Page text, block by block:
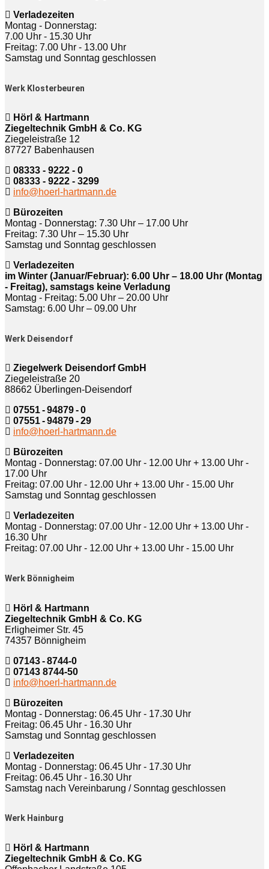
Verladezeiten
Montag - Donnerstag:
7.00 Uhr - 15.30 Uhr
Freitag: 7.00 Uhr - 13.00 Uhr
Samstag und Sonntag geschlossen
Werk Klosterbeuren
Hörl & Hartmann
Ziegeltechnik GmbH & Co. KG
Ziegeleistraße 12
87727 Babenhausen
08333 - 9222 - 0
08333 - 9222 - 3299
info@hoerl-hartmann.de
Bürozeiten
Montag - Donnerstag: 7.30 Uhr – 17.00 Uhr
Freitag: 7.30 Uhr – 15.30 Uhr
Samstag und Sonntag geschlossen
Verladezeiten
im Winter (Januar/Februar): 6.00 Uhr – 18.00 Uhr (Montag
- Freitag), samstags keine Verladung
Montag - Freitag: 5.00 Uhr – 20.00 Uhr
Samstag: 6.00 Uhr – 09.00 Uhr
Werk Deisendorf
Ziegelwerk Deisendorf GmbH
Ziegeleistraße 20
88662 Überlingen-Deisendorf
07551 - 94879 - 0
07551 - 94879 - 29
info@hoerl-hartmann.de
Bürozeiten
Montag - Donnerstag: 07.00 Uhr - 12.00 Uhr + 13.00 Uhr -
17.00 Uhr
Freitag: 07.00 Uhr - 12.00 Uhr + 13.00 Uhr - 15.00 Uhr
Samstag und Sonntag geschlossen
Verladezeiten
Montag - Donnerstag: 07.00 Uhr - 12.00 Uhr + 13.00 Uhr -
16.30 Uhr
Freitag: 07.00 Uhr - 12.00 Uhr + 13.00 Uhr - 15.00 Uhr
Werk Bönnigheim
Hörl & Hartmann
Ziegeltechnik GmbH & Co. KG
Erligheimer Str. 45
74357 Bönnigheim
07143 - 8744-0
07143 8744-50
info@hoerl-hartmann.de
Bürozeiten
Montag - Donnerstag: 06.45 Uhr - 17.30 Uhr
Freitag: 06.45 Uhr - 16.30 Uhr
Samstag und Sonntag geschlossen
Verladezeiten
Montag - Donnerstag: 06.45 Uhr - 17.30 Uhr
Freitag: 06.45 Uhr - 16.30 Uhr
Samstag nach Vereinbarung / Sonntag geschlossen
Werk Hainburg
Hörl & Hartmann
Ziegeltechnik GmbH & Co. KG